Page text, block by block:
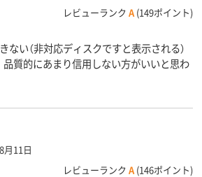
レビューランク A (149ポイント)
ない（非対応ディスクですと表示される）
品質的にあまり信用しない方がいいと思わ
月11日
レビューランク A (146ポイント)